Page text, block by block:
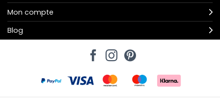
Mon compte
Blog